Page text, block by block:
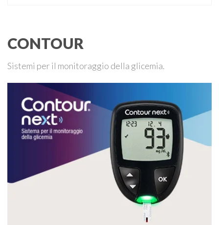
CONTOUR
Sistemi per il monitoraggio della glicemia.